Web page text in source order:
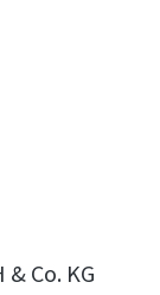
Co. KG